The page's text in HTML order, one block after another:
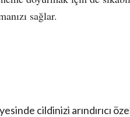
sağlar.
cildinizi arındırıcı